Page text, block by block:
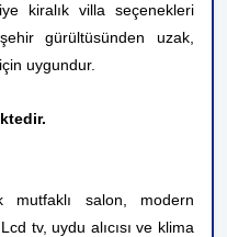
kiralık villa seçenekleri
gürültüsünden uzak,
uygundur.
mutfaklı salon, modern
tv, uydu alıcısı ve klima